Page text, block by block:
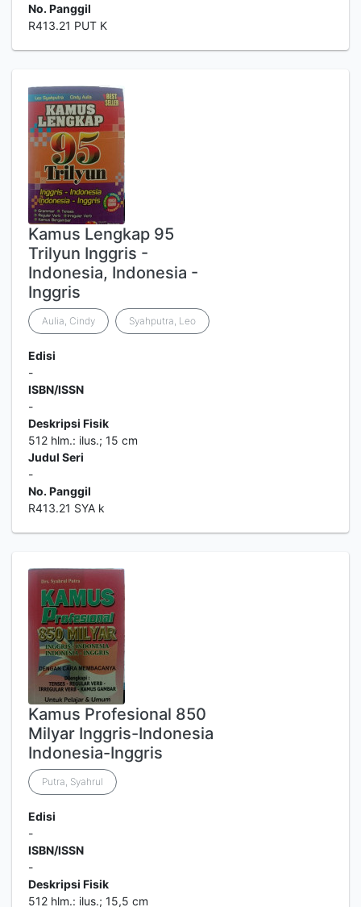
No. Panggil
R413.21 PUT K
Kamus Lengkap 95
Trilyun Inggris -
Indonesia, Indonesia -
Inggris
Aulia, Cindy Syahputra, Leo
Edisi
-
ISBN/ISSN
-
Deskripsi Fisik
512 hlm.: ilus.; 15 cm
Judul Seri
-
No. Panggil
R413.21 SYA k
Kamus Profesional 850
Milyar Inggris-Indonesia
Indonesia-Inggris
Putra, Syahrul
Edisi
-
ISBN/ISSN
-
Deskripsi Fisik
512 hlm.: ilus.; 15,5 cm